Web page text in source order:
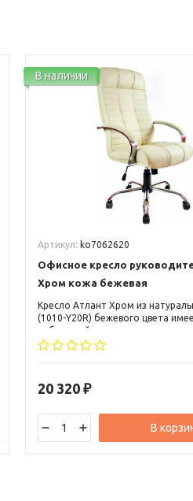
В наличии
Артикул: ko7062620
Офисное кресло
Хром кожа бежевая
Кресло Атлант Хром из
(1010-Y20R) бежевого цвета
небольшой подголовник, выступ
поясничную зону, металлические
20 320 ₽
В